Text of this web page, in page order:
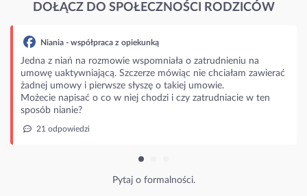
DOŁĄCZ DO SPOŁECZNOŚCI RODZICÓW
Niania - współpraca z opiekunką
Jedna z niań na rozmowie wspomniała o zatrudnieniu na
umowę uaktywniającą. Szczerze mówiąc nie chciałam zawierać
żadnej umowy i pierwsze słyszę o takiej umowie.
Możecie napisać o co w niej chodzi i czy zatrudniacie w ten
sposób nianie?
21 odpowiedzi
Pytaj o formalności.